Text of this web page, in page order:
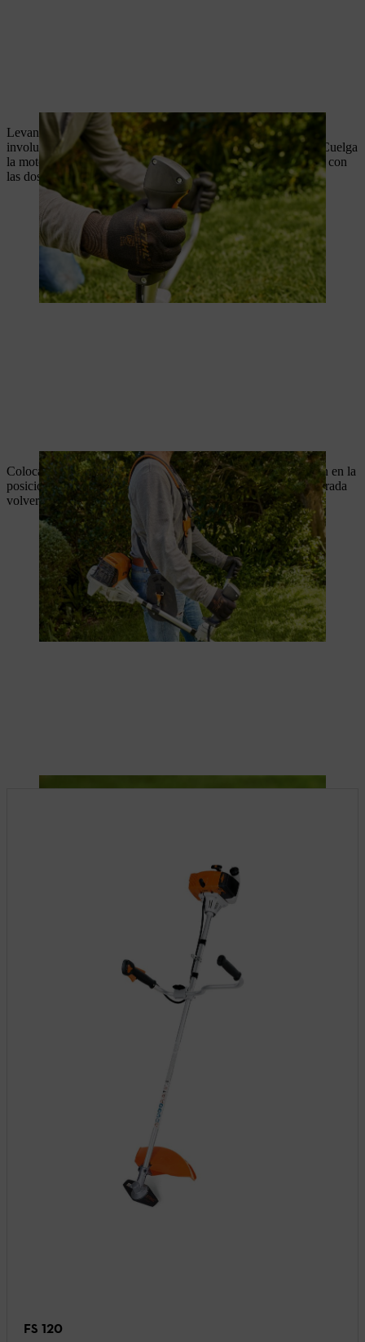
Levanta lentamente la motoguadaña del suelo. Evita acelerar
involuntariamente. La motoguadaña ya está lista para su uso. Cuelga
la motoguadaña en el arnés universal y guíala de forma segura con
las dos manos.
Coloca el interruptor de parada de la empuñadura multifunción en la
posición de parada (0). El motor se apaga. El interruptor de parada
volverá a la posición I cuando lo sueltes.
FS 120